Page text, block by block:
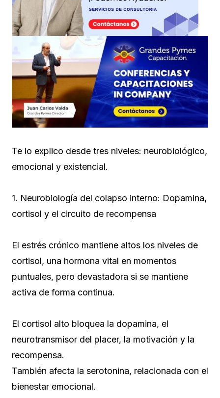
Te lo explico desde tres niveles: neurobiológico,
emocional y existencial.
1. Neurobiología del colapso interno: Dopamina,
cortisol y el circuito de recompensa
El estrés crónico mantiene altos los niveles de
cortisol, una hormona vital en momentos
puntuales, pero devastadora si se mantiene
activa de forma continua.
El cortisol alto bloquea la dopamina, el
neurotransmisor del placer, la motivación y la
recompensa.
También afecta la serotonina, relacionada con el
bienestar emocional.